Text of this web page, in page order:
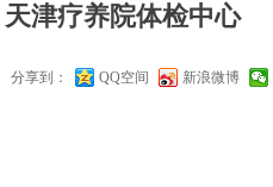
天津疗养院体检中心
分享到： QQ空间 新浪微博